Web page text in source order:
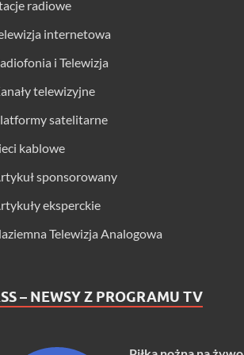
radiowe
internetowa
i Telewizja
telewizyjne
satelitarne
kablowe
sponsorowany
eksperckie
Telewizja Analogowa
– NEWSY Z PROGRAMU TV